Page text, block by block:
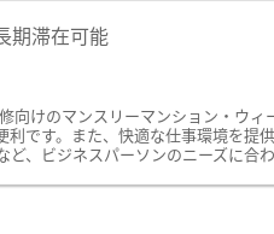
期滞在可能
けのマンスリーマンション・ウ
です。また、快適な仕事環境を提
、ビジネスパーソンのニーズに合